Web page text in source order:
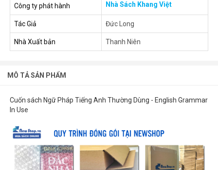
Công ty phát hành Nhà Sách Khang Việt
Tác Giả Đức Long
Nhà Xuất bản Thanh Niên
MÔ TẢ SẢN PHẨM
Cuốn sách Ngữ Pháp Tiếng Anh Thường Dùng - English Grammar
In Use